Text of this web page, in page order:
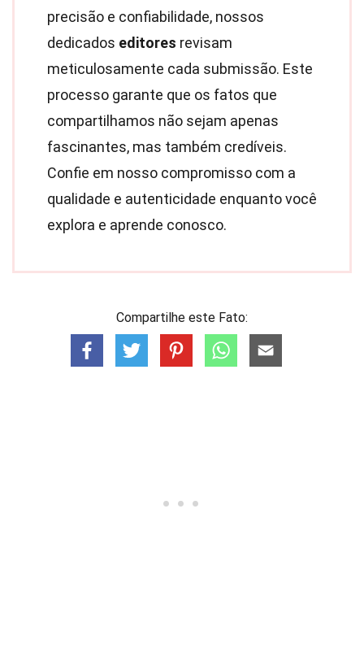
precisão e confiabilidade, nossos
dedicados editores revisam
meticulosamente cada submissão. Este
processo garante que os fatos que
compartilhamos não sejam apenas
fascinantes, mas também credíveis.
Confie em nosso compromisso com a
qualidade e autenticidade enquanto você
explora e aprende conosco.
Compartilhe este Fato: